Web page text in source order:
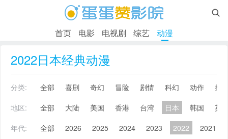

首页 电影 电视剧 综艺 动漫
2022日本经典动漫
分类: 全部 喜剧 奇幻 冒险 剧情 科幻 动作
搞
地区:
全部 大陆 美国 香港 台湾 日本 韩国
英
年代:
全部 2026 2025 2024 2023 2022 2021